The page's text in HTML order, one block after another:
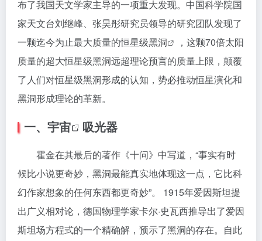
布了我国天文学家主导的一项重大发现。中国科学院国
家天文台刘继峰、张昊彤研究员领导的研究团队发现了
一颗迄今为止最大质量的恒星级黑洞
，这颗70倍太阳
质量的超大恒星级黑洞远超理论预言的质量上限，颠覆
了人们对恒星级黑洞形成的认知，势必推动恒星演化和
黑洞形成理论的革新。
一、 宇宙 吸光器
霍金在其最后的著作《十问》中写道，“事实有时
候比小说更奇妙，黑洞最能真实地体现这一点，它比科
幻作家想象的任何东西都更奇妙”。 1915年爱因斯坦提
出广义相对论，德国物理学家卡尔·史瓦西推导出了爱因
斯坦场方程式的一个精确解，预示了黑洞的存在。自此